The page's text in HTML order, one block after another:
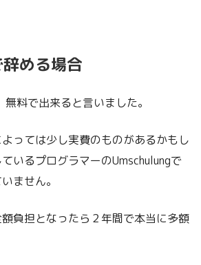
める場合
料で出来ると言いました。
っては少し実費のものがあるかもし
いるプログラマーのUmschulungで
ません。
負担となったら２年間で本当に多額